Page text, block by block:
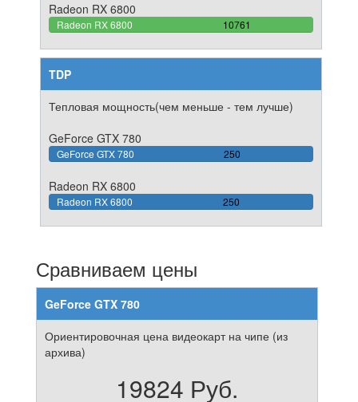
Radeon RX 6800
Radeon RX 6800 10761
100%
TDP
Тепловая мощность(чем меньше - тем лучше)
GeForce GTX 780
GeForce GTX 780 250
100%
Radeon RX 6800
Radeon RX 6800 250
100%
Сравниваем цены
GeForce GTX 780
Ориентировочная цена видеокарт на чипе (из
архива)
19824 Руб.